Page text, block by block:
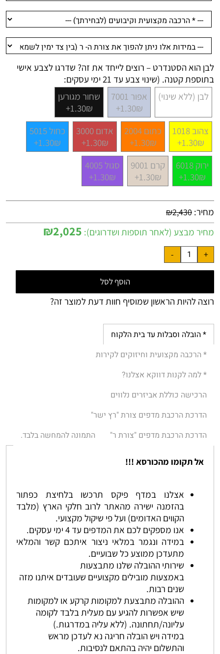
לבן הוא הסטנדרט – רוצים לייחד את זה? שדרגו לצבע אישי
בתוספת קטנה. (שינוי צבע עד 21 ימי עסקים:
לבן (ללא שינוי)
אפור 7001
1.30₪+
שחור מגורען
1.30₪+
צהוב 1018
1.30₪+
כתום 2004
1.30₪+
אדום 3000
1.30₪+
כחול 5015
1.30₪+
ירוק 6018
1.30₪+
קרם 9001
1.30₪+
סגול 4005
1.30₪+
מחיר: ₪2,430
מחיר מבצע (לאחר תוספות ושדרוגים): ₪2,025
הוסף לסל
רוצה להיות הראשון שמוסיף חוות דעת למוצר זה?
* הובלה וסבלות עד בית הלקוח
* הרכבה מקצועית וחיזוקים לקירות
* למה לקנות דווקא אצלנו?
הרכישה כוללת אביזרים נלווים
הדרכת הרכבת מדפים צורת "רץ ישר"
הדרכת הרכבת מדפים "צורת ר"
התמונה להמחשה בלבד.
אל תקומו מהכורסא !!!
אצלנו במדף פיקס תרכשו בלחיצת כפתור
בהזמנה ישירה מהאתר לרוב חלקי הארץ (מלבד
הקווים האדומים) ועל פי שיקול מקצועי.
אנו מספקים לכם את המדפים עד 4 ימי עסקים.
במידה ונגמר במלאי ניצור איתכם קשר והמלאי
מתעדכן ממוצע כל שבועיים.
שירותי ההובלה שלנו מתבצעות
באמצעות מובילים מקצועיים שעובדים איתנו מזה
שנים רבות.
ההובלה מתבצעת למקומות קרקע או למקומות
שיש אפשרות להגיע עם מעלית בלבד לקומה
עליונה/תחתונה. (ללא עליה במדרגות.)
במידה ויש הובלה חריגה נא לעדכן מראש
והתשלום יהיה בהתאם לנסיבות.